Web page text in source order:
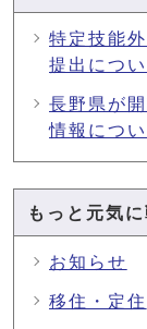
特定技能
提出につい
長野県が
情報につい
もっと元気
お知らせ
移住・定住